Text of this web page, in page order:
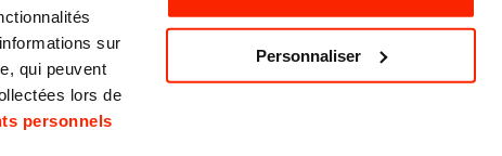
sur
qui peuvent
lors de
personnels
Personnaliser
Facebook
Instagram